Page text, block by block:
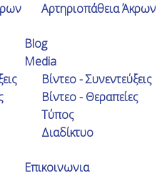
Αρτηριοπάθεια Άκρων
Blog
Media
Βίντεο - Συνεντεύξεις
Βίντεο - Θεραπείες
Τύπος
Διαδίκτυο
Επικοινωνια